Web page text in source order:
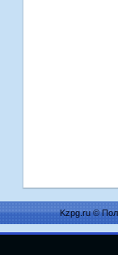
Kzpg.ru ©